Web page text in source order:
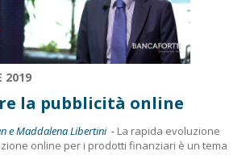
2019
la pubblicità online
e Maddalena Libertini - La rapida evoluzione
online per i prodotti finanziari è un tema